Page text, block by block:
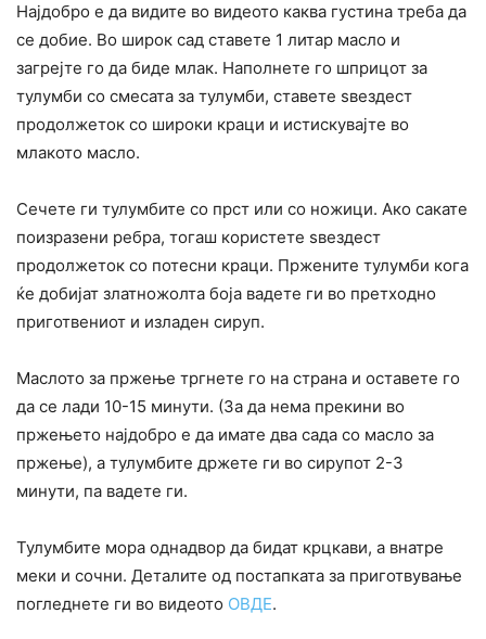
Најдобро е да видите во видеото каква густина треба да
се добие. Во широк сад ставете 1 литар масло и
загрејте го да биде млак. Наполнете го шприцот за
тулумби со смесата за тулумби, ставете ѕвездест
продолжеток со широки краци и истискувајте во
млакото масло.
Сечете ги тулумбите со прст или со ножици. Ако сакате
поизразени ребра, тогаш користете ѕвездест
продолжеток со потесни краци. Пржените тулумби кога
ќе добијат златножолта боја вадете ги во претходно
приготвениот и изладен сируп.
Маслото за пржење тргнете го на страна и оставете го
да се лади 10-15 минути. (За да нема прекини во
пржењето најдобро е да имате два сада со масло за
пржење), а тулумбите држете ги во сирупот 2-3
минути, па вадете ги.
Тулумбите мора однадвор да бидат крцкави, а внатре
меки и сочни. Деталите од постапката за приготвување
погледнете ги во видеото ОВДЕ.